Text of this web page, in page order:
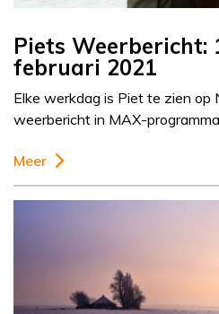
Piets Weerbericht:
februari 2021
Elke werkdag is Piet te zien
weerbericht in MAX-
Meer